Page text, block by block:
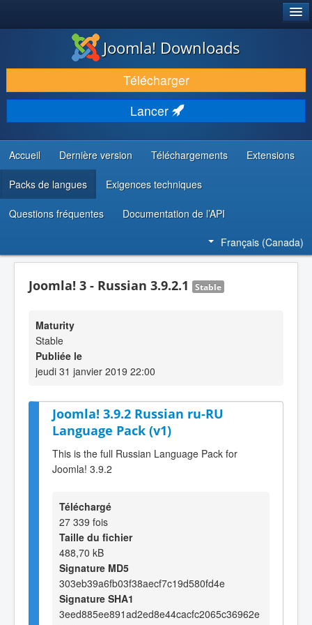
TÉLÉCHARGER & ENRICHIR
DÉCOUVRIR & APPRENDRE
COMMUNAUTÉ & SUPPORT
RESSOURCES DÉVELOPPEURS
Joomla! Downloads
Télécharger
Lancer
Accueil Dernière version Téléchargements Extensions
Packs de langues Exigences techniques
Questions fréquentes Documentation de l’API
Français (Canada)
Joomla! 3 - Russian 3.9.2.1 Stable
Maturity
Stable
Publiée le
jeudi 31 janvier 2019 22:00
Joomla! 3.9.2 Russian ru-RU
Language Pack (v1)
This is the full Russian Language Pack for
Joomla! 3.9.2
Téléchargé
27 339 fois
Taille du fichier
488,70 kB
Signature MD5
303eb39a6fb03f38aecf7c19d580fd4e
Signature SHA1
3eed885ee891ad2ed8e44cacfc2065c36962e